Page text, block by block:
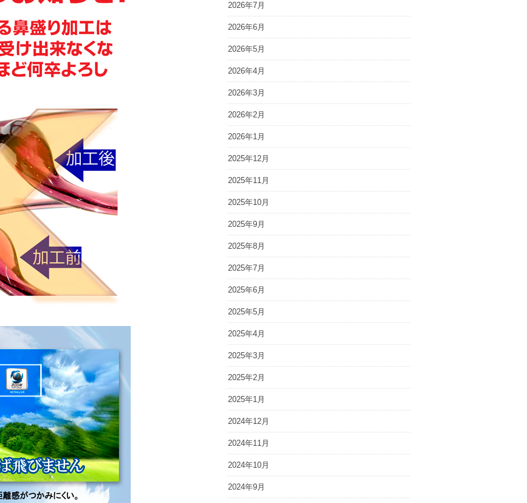
2026年7月
2026年6月
2026年5月
2026年4月
2026年3月
2026年2月
2026年1月
2025年12月
2025年11月
2025年10月
2025年9月
2025年8月
2025年7月
2025年6月
2025年5月
2025年4月
2025年3月
2025年2月
2025年1月
2024年12月
2024年11月
2024年10月
2024年9月